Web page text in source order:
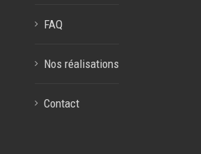
FAQ
Nos réalisations
Contact